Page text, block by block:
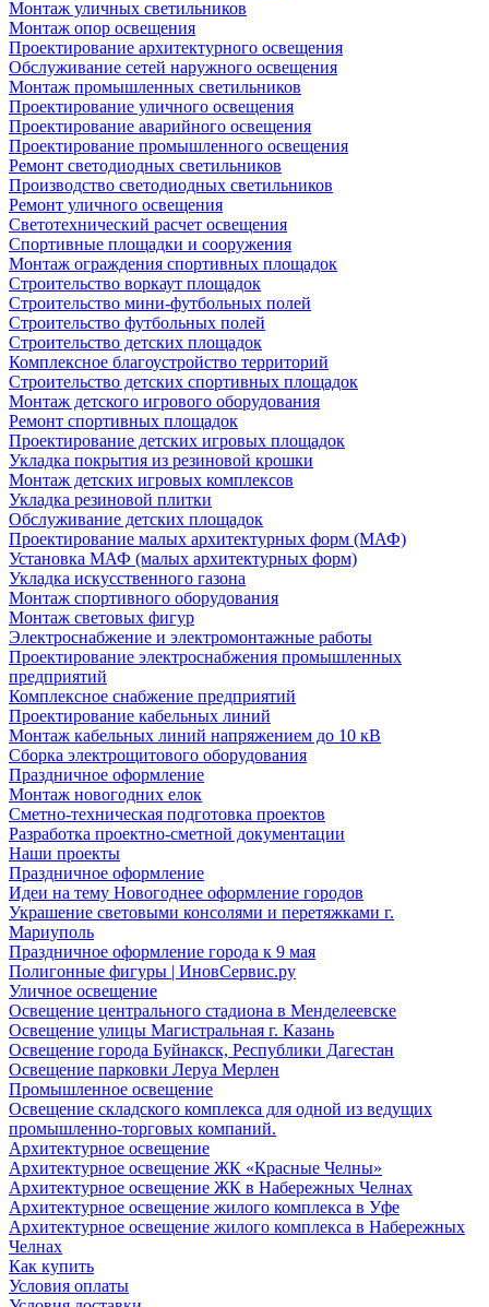
Монтаж уличных светильников
Монтаж опор освещения
Проектирование архитектурного освещения
Обслуживание сетей наружного освещения
Монтаж промышленных светильников
Проектирование уличного освещения
Проектирование аварийного освещения
Проектирование промышленного освещения
Ремонт светодиодных светильников
Производство светодиодных светильников
Ремонт уличного освещения
Светотехнический расчет освещения
Спортивные площадки и сооружения
Монтаж ограждения спортивных площадок
Строительство воркаут площадок
Строительство мини-футбольных полей
Строительство футбольных полей
Строительство детских площадок
Комплексное благоустройство территорий
Строительство детских спортивных площадок
Монтаж детского игрового оборудования
Ремонт спортивных площадок
Проектирование детских игровых площадок
Укладка покрытия из резиновой крошки
Монтаж детских игровых комплексов
Укладка резиновой плитки
Обслуживание детских площадок
Проектирование малых архитектурных форм (МАФ)
Установка МАФ (малых архитектурных форм)
Укладка искусственного газона
Монтаж спортивного оборудования
Монтаж световых фигур
Электроснабжение и электромонтажные работы
Проектирование электроснабжения промышленных
предприятий
Комплексное снабжение предприятий
Проектирование кабельных линий
Монтаж кабельных линий напряжением до 10 кВ
Сборка электрощитового оборудования
Праздничное оформление
Монтаж новогодних елок
Сметно-техническая подготовка проектов
Разработка проектно-сметной документации
Наши проекты
Праздничное оформление
Идеи на тему Новогоднее оформление городов
Украшение световыми консолями и перетяжками г.
Мариуполь
Праздничное оформление города к 9 мая
Полигонные фигуры | ИновСервис.ру
Уличное освещение
Освещение центрального стадиона в Менделеевске
Освещение улицы Магистральная г. Казань
Освещение города Буйнакск, Республики Дагестан
Освещение парковки Леруа Мерлен
Промышленное освещение
Освещение складского комплекса для одной из ведущих
промышленно-торговых компаний.
Архитектурное освещение
Архитектурное освещение ЖК «Красные Челны»
Архитектурное освещение ЖК в Набережных Челнах
Архитектурное освещение жилого комплекса в Уфе
Архитектурное освещение жилого комплекса в Набережных
Челнах
Как купить
Условия оплаты